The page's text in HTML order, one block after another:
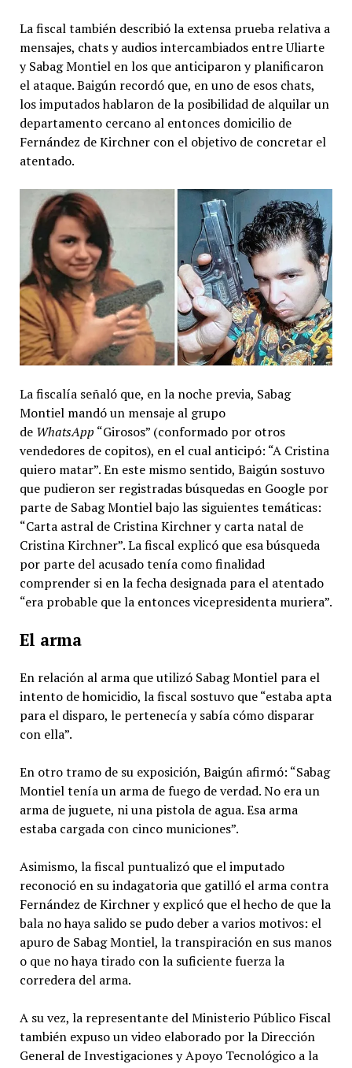
La fiscal también describió la extensa prueba relativa a
mensajes, chats y audios intercambiados entre Uliarte
y Sabag Montiel en los que anticiparon y planificaron
el ataque. Baigún recordó que, en uno de esos chats,
los imputados hablaron de la posibilidad de alquilar un
departamento cercano al entonces domicilio de
Fernández de Kirchner con el objetivo de concretar el
atentado.
La fiscalía señaló que, en la noche previa, Sabag
Montiel mandó un mensaje al grupo
de WhatsApp “Girosos” (conformado por otros
vendedores de copitos), en el cual anticipó: “A Cristina
quiero matar”. En este mismo sentido, Baigún sostuvo
que pudieron ser registradas búsquedas en Google por
parte de Sabag Montiel bajo las siguientes temáticas:
“Carta astral de Cristina Kirchner y carta natal de
Cristina Kirchner”. La fiscal explicó que esa búsqueda
por parte del acusado tenía como finalidad
comprender si en la fecha designada para el atentado
“era probable que la entonces vicepresidenta muriera”.
El arma
En relación al arma que utilizó Sabag Montiel para el
intento de homicidio, la fiscal sostuvo que “estaba apta
para el disparo, le pertenecía y sabía cómo disparar
con ella”.
En otro tramo de su exposición, Baigún afirmó: “Sabag
Montiel tenía un arma de fuego de verdad. No era un
arma de juguete, ni una pistola de agua. Esa arma
estaba cargada con cinco municiones”.
Asimismo, la fiscal puntualizó que el imputado
reconoció en su indagatoria que gatilló el arma contra
Fernández de Kirchner y explicó que el hecho de que la
bala no haya salido se pudo deber a varios motivos: el
apuro de Sabag Montiel, la transpiración en sus manos
o que no haya tirado con la suficiente fuerza la
corredera del arma.
A su vez, la representante del Ministerio Público Fiscal
también expuso un video elaborado por la Dirección
General de Investigaciones y Apoyo Tecnológico a la